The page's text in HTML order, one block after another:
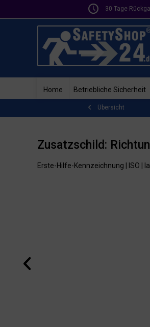
30 Tage
Home Betriebliche Sicherheit
Übersicht
Zusatzschild:
Erste-Hilfe-Kennzeichnung | ISO |